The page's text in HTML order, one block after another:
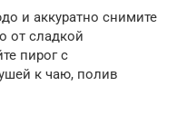
и аккуратно снимите
от сладкой
пирог с
к чаю, полив